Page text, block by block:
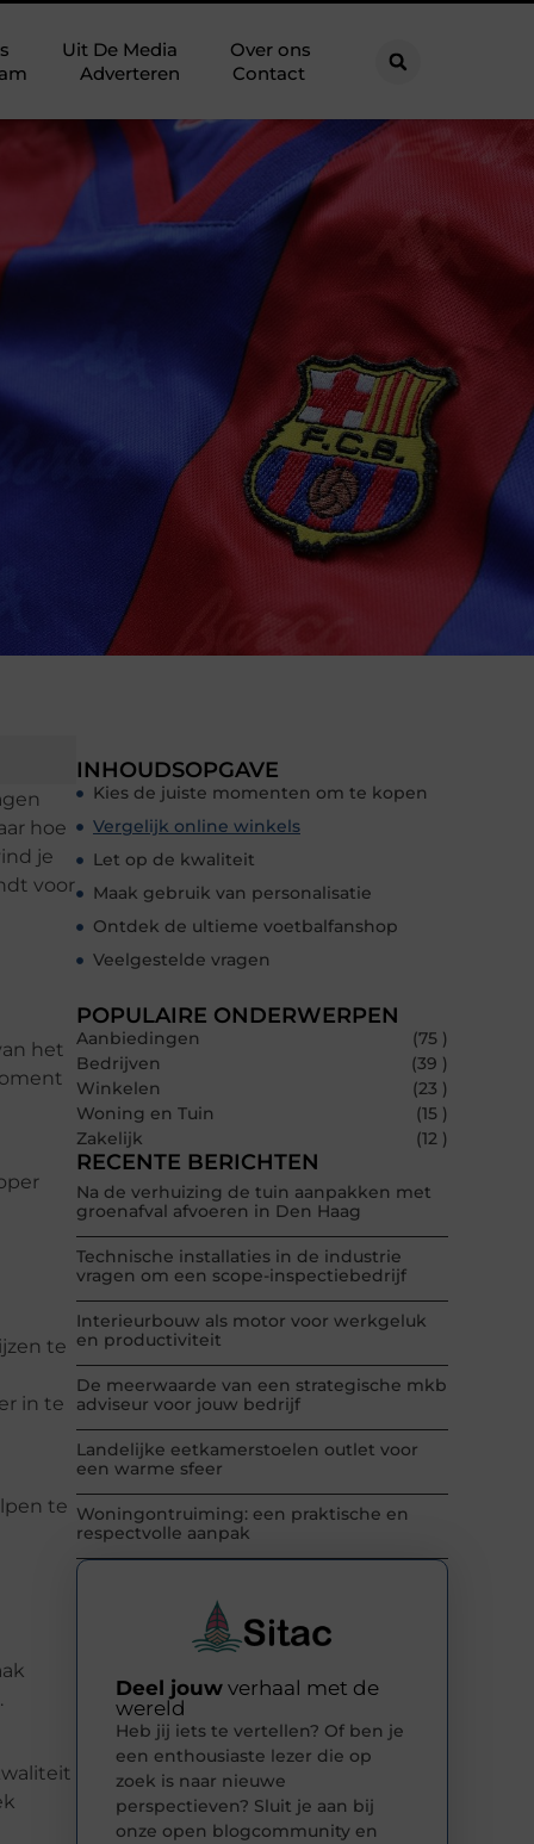
Uit De Media
Over ons
Adverteren Contact
hoe
je
voor
het
te
in te
te
INHOUDSOPGAVE
Kies de juiste momenten om te kopen
Vergelijk online winkels
Let op de kwaliteit
Maak gebruik van personalisatie
Ontdek de ultieme voetbalfanshop
Veelgestelde vragen
POPULAIRE ONDERWERPEN
Aanbiedingen
(75 )
Bedrijven
(39 )
Winkelen
(23 )
Woning en Tuin
(15 )
Zakelijk
(12 )
RECENTE BERICHTEN
Na de verhuizing de tuin aanpakken met
groenafval afvoeren in Den Haag
Technische installaties in de industrie
vragen om een scope-inspectiebedrijf
Interieurbouw als motor voor werkgeluk
en productiviteit
De meerwaarde van een strategische mkb
adviseur voor jouw bedrijf
Landelijke eetkamerstoelen outlet voor
een warme sfeer
Woningontruiming: een praktische en
respectvolle aanpak
Deel jouw verhaal met de
wereld
Heb jij iets te vertellen? Of ben je
een enthousiaste lezer die op
zoek is naar nieuwe
perspectieven? Sluit je aan bij
onze open blogcommunity en